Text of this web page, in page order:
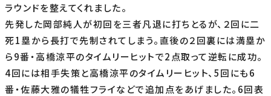
ラウンドを整えてくれました。
先発した岡部純人が初回を三者凡退に打ちとるが、２回に二
死1塁から長打で先制されてしまう。直後の２回裏には満塁か
ら9番・高橋涼平のタイムリーヒットで2点取って逆転に成功。
4回には相手失策と高橋涼平のタイムリーヒット、5回にも6
番・佐藤大雅の犠牲フライなどで追加点をあげました。6回表